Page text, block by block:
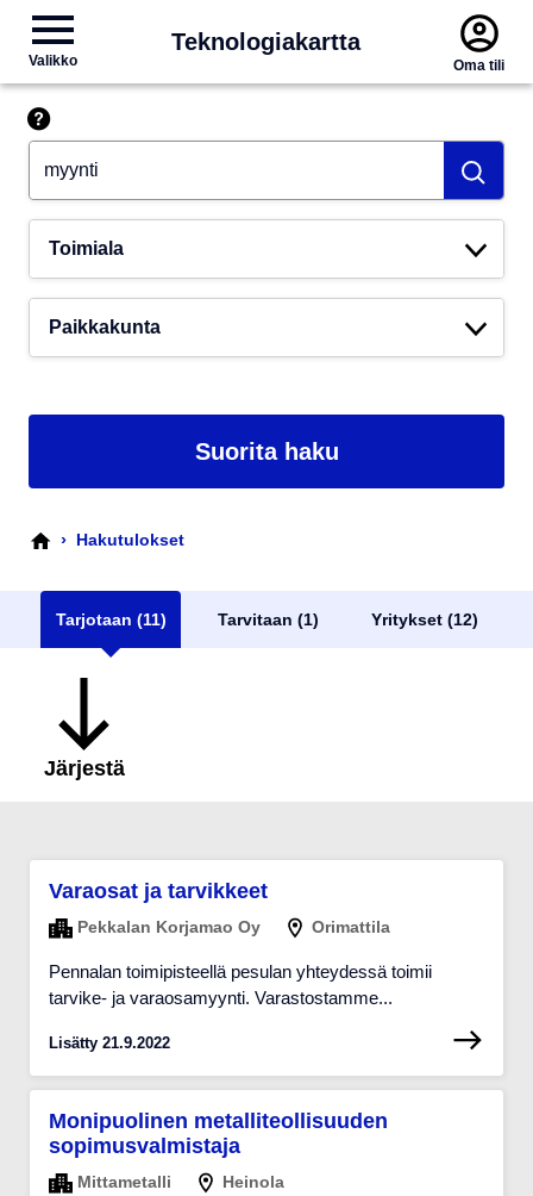
Valikko
Teknologiakartta
Oma tili
Suorita haku
› Hakutulokset
Tarjotaan (11) Tarvitaan (1) Yritykset (12)
Järjestä
Varaosat ja tarvikkeet
Pekkalan Korjamao Oy Orimattila
Pennalan toimipisteellä pesulan yhteydessä toimii
tarvike- ja varaosamyynti. Varastostamme...
Lisätty 21.9.2022
Monipuolinen metalliteollisuuden
sopimusvalmistaja
Mittametalli Heinola